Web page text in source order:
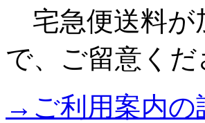
宅急便送料が
で、ご留意くだ
→ご利用案内の